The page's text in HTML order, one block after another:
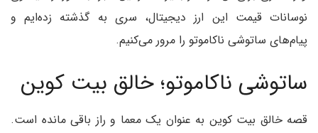
نوسانات قیمت این ارز دیجیتال، سری به گذشته زده‌ایم و
پیام‌های ساتوشی ناکاموتو را مرور می‌کنیم.
ساتوشی ناکاموتو؛ خالق بیت کوین
قصه خالق بیت کوین به عنوان یک معما و راز باقی مانده است.